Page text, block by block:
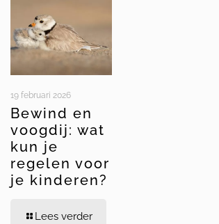
19 februari 2026
Bewind en
voogdij: wat
kun je
regelen voor
je kinderen?
Lees verder